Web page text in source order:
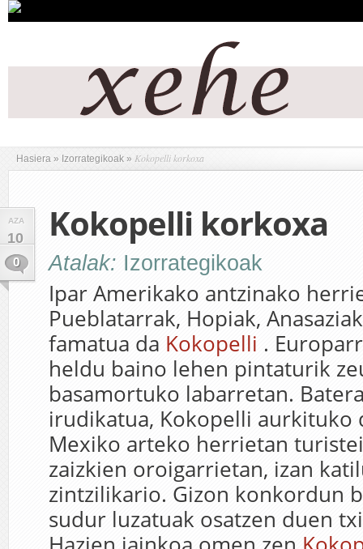
Hasiera » Izorrategikoak » Kokopelli korkoxa
AZA
10
0
Kokopelli korkoxa
Atalak: Izorrategikoak
Ipar Amerikako antzinako
Pueblatarrak, Hopiak,
famatua da Kokopelli .
heldu baino lehen pintaturik
basamortuko labarretan.
irudikatua, Kokopelli aurkituko
Mexiko arteko herrietan
zaizkien oroigarrietan, izan
zintzilikario. Gizon konkordun
sudur luzatuak osatzen duen